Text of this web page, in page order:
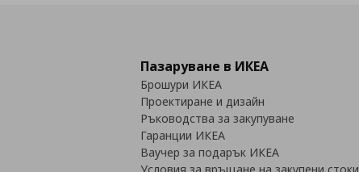
Пазаруване в ИКЕА
Брошури ИКЕА
Проектиране и дизайн
Ръководства за закупуване
Гаранции ИКЕА
Ваучер за подарък ИКЕА